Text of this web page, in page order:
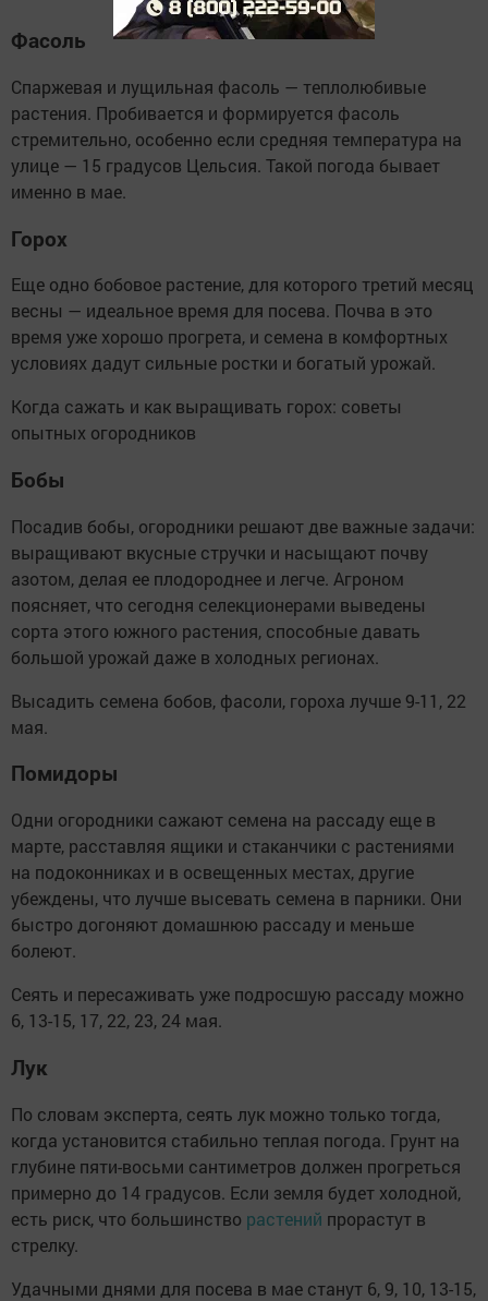
Фасоль
Спаржевая и лущильная фасоль — теплолюбивые
растения. Пробивается и формируется фасоль
стремительно, особенно если средняя температура на
улице — 15 градусов Цельсия. Такой погода бывает
именно в мае.
Горох
Еще одно бобовое растение, для которого третий месяц
весны — идеальное время для посева. Почва в это
время уже хорошо прогрета, и семена в комфортных
условиях дадут сильные ростки и богатый урожай.
Когда сажать и как выращивать горох: советы
опытных огородников
Бобы
Посадив бобы, огородники решают две важные задачи:
выращивают вкусные стручки и насыщают почву
азотом, делая ее плодороднее и легче. Агроном
поясняет, что сегодня селекционерами выведены
сорта этого южного растения, способные давать
большой урожай даже в холодных регионах.
Высадить семена бобов, фасоли, гороха лучше 9-11, 22
мая.
Помидоры
Одни огородники сажают семена на рассаду еще в
марте, расставляя ящики и стаканчики с растениями
на подоконниках и в освещенных местах, другие
убеждены, что лучше высевать семена в парники. Они
быстро догоняют домашнюю рассаду и меньше
болеют.
Сеять и пересаживать уже подросшую рассаду можно
6, 13-15, 17, 22, 23, 24 мая.
Лук
По словам эксперта, сеять лук можно только тогда,
когда установится стабильно теплая погода. Грунт на
глубине пяти-восьми сантиметров должен прогреться
примерно до 14 градусов. Если земля будет холодной,
есть риск, что большинство растений прорастут в
стрелку.
Удачными днями для посева в мае станут 6, 9, 10, 13-15,